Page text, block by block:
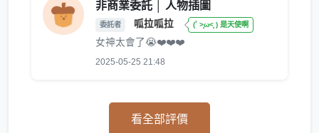
非商業委託 │ 人物插圖
委託者 呱拉呱拉 (˚ ˃̣̣̥ω˂̣̣̥ ) 是天使啊
女神太會了😭❤️❤️❤️
2025-05-25 21:48
看全部評價